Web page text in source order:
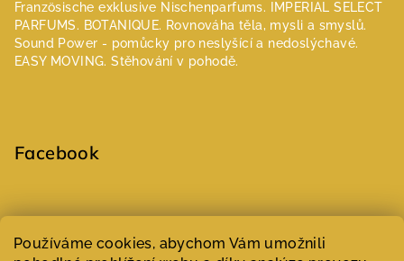
Používáme cookies, abychom Vám umožnili
Französische exklusive Nischenparfums.
IMPERIAL SELECT
PARFUMS. BOTANIQUE. Rovnováha těla, mysli a smyslů.
Sound Power - pomůcky pro neslyšící a nedoslýchavé.
EASY MOVING. Stěhování v pohodě.
Facebook